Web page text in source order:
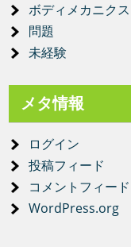
ボディメカニクス
問題
未経験
メタ情報
ログイン
投稿フィード
コメントフィード
WordPress.org